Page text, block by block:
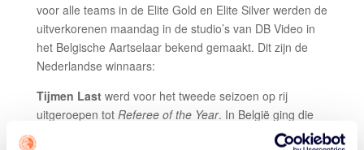
voor alle teams in de Elite Gold en Elite Silver werden de
uitverkorenen maandag in de studio’s van DB Video in
het Belgische Aartselaar bekend gemaakt. Dit zijn de
Nederlandse winnaars:
Tijmen Lastwerd voor het tweede seizoen op rij
uitgeroepen tot Referee of the Year. In België ging die